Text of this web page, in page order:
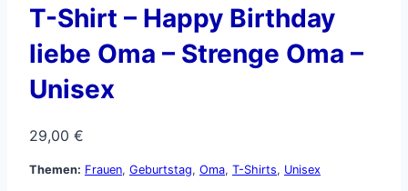
T-Shirt – Happy Birthday
liebe Oma – Strenge Oma –
Unisex
29,00 €
Themen: Frauen, Geburtstag, Oma, T-Shirts, Unisex